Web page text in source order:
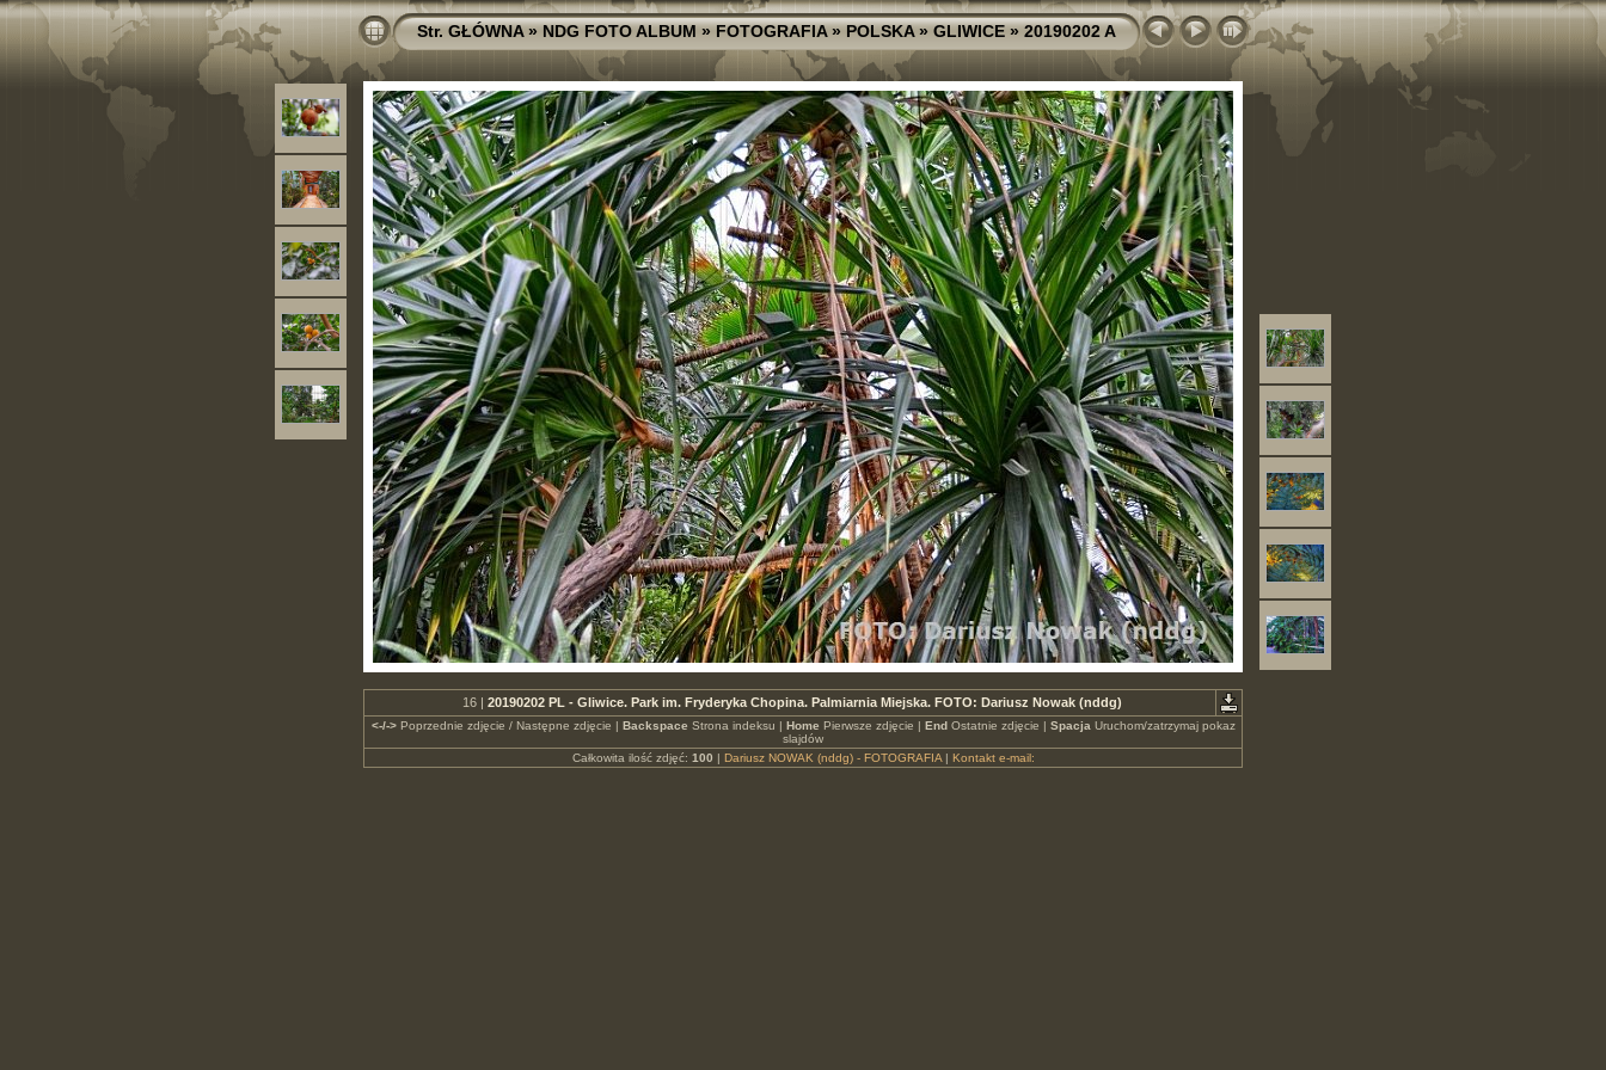
Str. GŁÓWNA»NDG FOTO ALBUM»FOTOGRAFIA»POLSKA»GLIWICE»20190202 A
16 | 20190202 PL - Gliwice. Park im. Fryderyka Chopina. Palmiarnia Miejska. FOTO: Dariusz Nowak (nddg)
<-/->Poprzednie zdjęcie / Następne zdjęcie | Backspace Strona indeksu | Home Pierwsze zdjęcie | EndOstatnie zdjęcie | Spacja Uruchom/zatrzymaj pokaz
slajdów
Całkowita ilość zdjęć: 100 | Dariusz NOWAK (nddg) - FOTOGRAFIA| Kontakt e-mail: